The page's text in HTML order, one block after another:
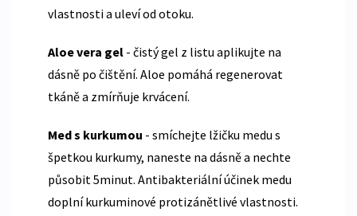
vlastnosti a uleví od otoku.
Aloe vera gel - čistý gel z listu aplikujte na
dásně po čištění. Aloe pomáhá regenerovat
tkáně a zmírňuje krvácení.
Med s kurkumou - smíchejte lžičku medu s
špetkou kurkumy, naneste na dásně a nechte
působit 5minut. Antibakteriální účinek medu
doplní kurkuminové protizánětlivé vlastnosti.